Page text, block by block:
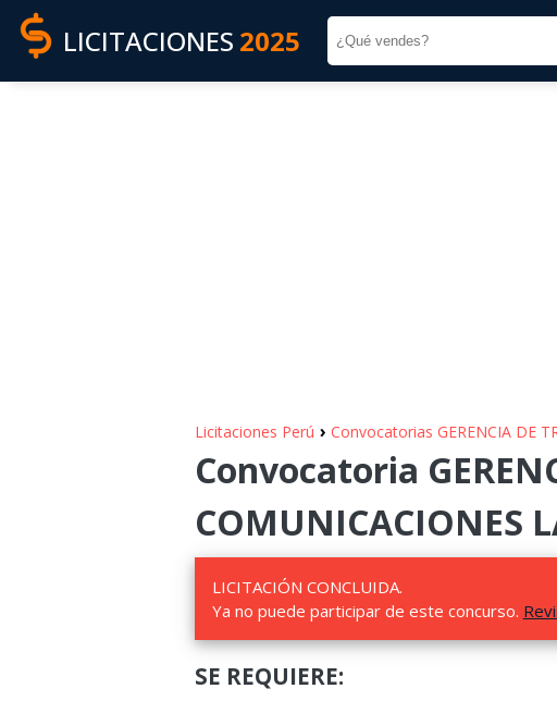
LICITACIONES 2025
Licitaciones Perú › Convocatorias GERENCIA DE
Convocatoria
COMUNICACIONES
LICITACIÓN CONCLUIDA.
Ya no puede participar de este concurso.
SE REQUIERE: